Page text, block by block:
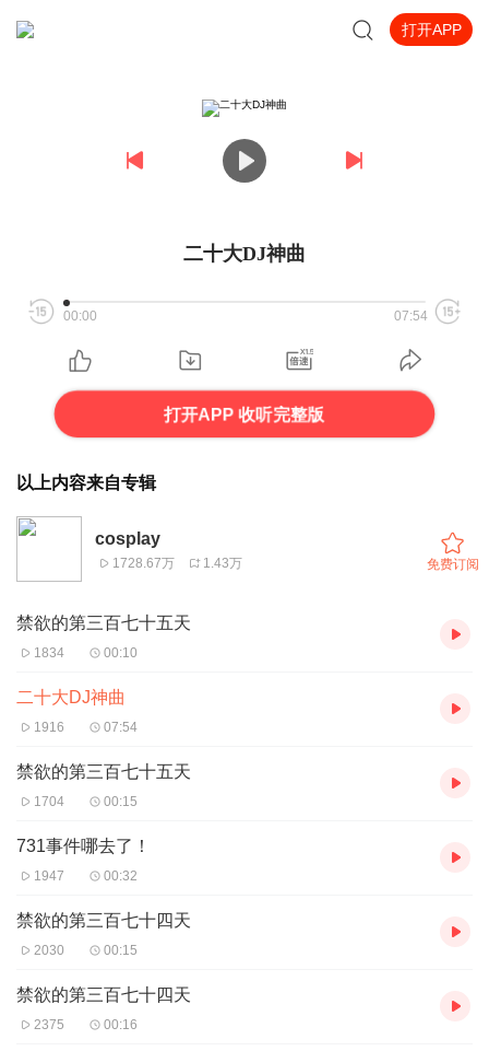
打开APP
二十大DJ神曲
00:00 07:54
打开APP 收听完整版
以上内容来自专辑
cosplay
1728.67万 1.43万 免费订阅
禁欲的第三百七十五天
1834 00:10
二十大DJ神曲
1916 07:54
禁欲的第三百七十五天
1704 00:15
731事件哪去了！
1947 00:32
禁欲的第三百七十四天
2030 00:15
禁欲的第三百七十四天
2375 00:16